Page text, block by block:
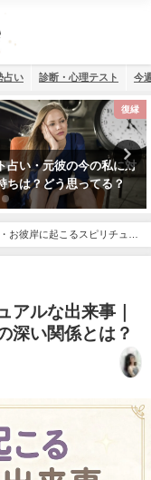
占い 診断・心理テスト 今
不倫
・既婚者なのに片思い…
は上手くいく？諦めるべ
お彼岸に起こるスピリチュア
とは？
アルな出来事｜
深い関係とは？